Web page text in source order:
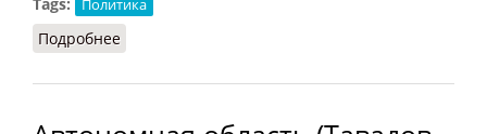
Подробнее